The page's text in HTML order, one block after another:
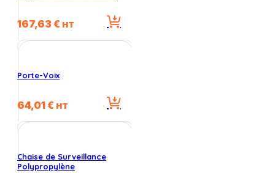
peuvent
être
choisies
du
produit
167,63€ HT
Porte-Voix
64,01€ HT
Chaise de Surveillance
Polypropylène